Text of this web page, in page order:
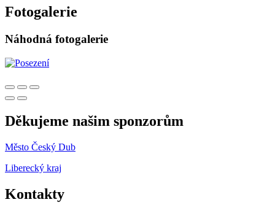
Fotogalerie
Náhodná fotogalerie
Děkujeme našim sponzorům
Město Český Dub
Liberecký kraj
Kontakty